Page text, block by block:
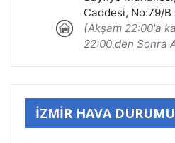
İZMİR HAVA DURUMU